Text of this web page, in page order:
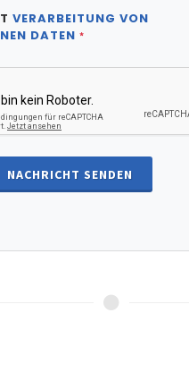
VERARBEITUNG VON
DATEN *
NACHRICHT SENDEN